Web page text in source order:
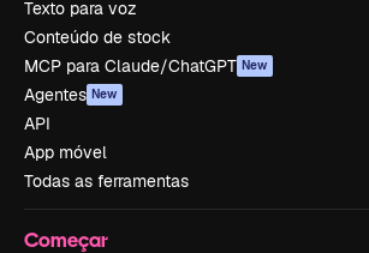
Texto para voz
Conteúdo de stock
MCP para Claude/ChatGPT New
Agentes New
API
App móvel
Todas as ferramentas
Começar